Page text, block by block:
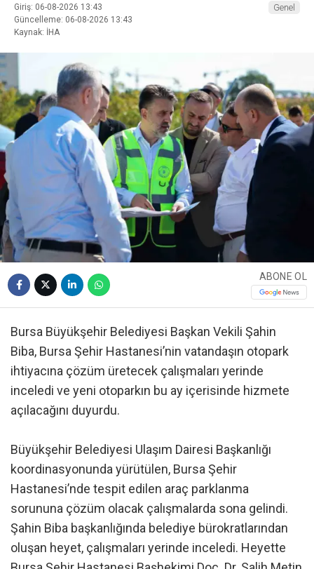
Giriş: 06-08-2026 13:43
Güncelleme: 06-08-2026 13:43
Kaynak: İHA
Genel
ABONE OL
Bursa Büyükşehir Belediyesi Başkan Vekili Şahin
Biba, Bursa Şehir Hastanesi’nin vatandaşın otopark
ihtiyacına çözüm üretecek çalışmaları yerinde
inceledi ve yeni otoparkın bu ay içerisinde hizmete
açılacağını duyurdu.
Büyükşehir Belediyesi Ulaşım Dairesi Başkanlığı
koordinasyonunda yürütülen, Bursa Şehir
Hastanesi’nde tespit edilen araç parklanma
sorununa çözüm olacak çalışmalarda sona gelindi.
Şahin Biba başkanlığında belediye bürokratlarından
oluşan heyet, çalışmaları yerinde inceledi. Heyette